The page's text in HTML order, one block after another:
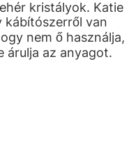
kristályok. Katie
kábítószerről van
nem ő használja,
árulja az anyagot.